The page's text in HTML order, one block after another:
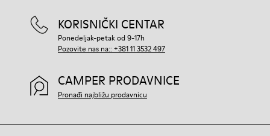
KORISNIČKI CENTAR
Ponedeljak-petak od 9-17h
Pozovite nas na:: +381 11 3532 497
CAMPER PRODAVNICE
Pronađi najbližu prodavnicu